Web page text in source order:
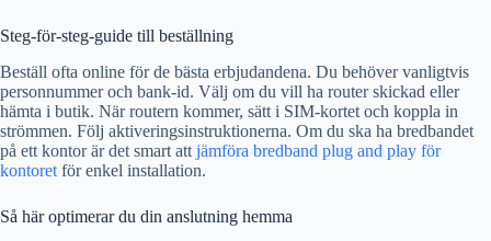
Steg-för-steg-guide till beställning
Beställ ofta online för de bästa erbjudandena. Du behöver vanligtvis
personnummer och bank-id. Välj om du vill ha router skickad eller
hämta i butik. När routern kommer, sätt i SIM-kortet och koppla in
strömmen. Följ aktiveringsinstruktionerna. Om du ska ha bredbandet
på ett kontor är det smart att jämföra bredband plug and play för
kontoret för enkel installation.
Så här optimerar du din anslutning hemma